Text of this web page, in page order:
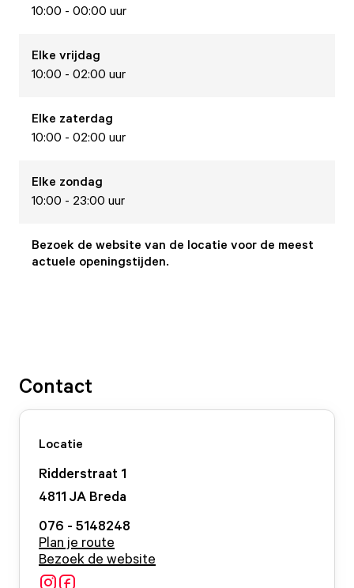
10:00 - 00:00 uur
Elke vrijdag
10:00 - 02:00 uur
Elke zaterdag
10:00 - 02:00 uur
Elke zondag
10:00 - 23:00 uur
Bezoek de website van de locatie voor de meest
actuele openingstijden.
Contact
Locatie
Ridderstraat 1
4811 JA Breda
076 - 5148248
Plan je route
Bezoek de website